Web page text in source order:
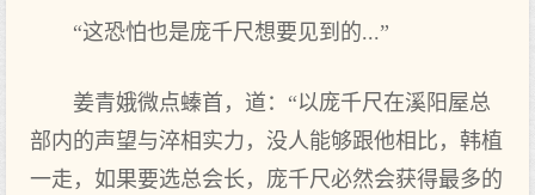
“这恐怕也是庞千尺想要见到的...”
姜青娥微点螓首，道：“以庞千尺在溪阳屋总
部内的声望与淬相实力，没人能够跟他相比，韩植
一走，如果要选总会长，庞千尺必然会获得最多的